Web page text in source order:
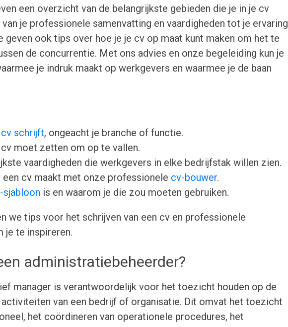
een overzicht van de belangrijkste gebieden die je in je cv
je professionele samenvatting en vaardigheden tot je ervaring
geven ook tips over hoe je je cv op maat kunt maken om het te
de concurrentie. Met ons advies en onze begeleiding kun je
je indruk maakt op werkgevers en waarmee je de baan
schrijft, ongeacht je branche of functie.
moet zetten om op te vallen.
vaardigheden die werkgevers in elke bedrijfstak willen zien.
een cv maakt met onze professionele cv-bouwer.
sjabloon is en waarom je die zou moeten gebruiken.
we tips voor het schrijven van een cv en professionele
je te inspireren.
administratiebeheerder?
manager is verantwoordelijk voor het toezicht houden op de
van een bedrijf of organisatie. Dit omvat het toezicht
het coördineren van operationele procedures, het